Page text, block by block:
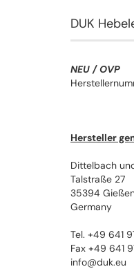
DUK
NEU / OVP
Hersteller
Dittelbach
Talstraße 27
35394
Germany
Tel. +49 641
Fax +49 641
info@duk.eu